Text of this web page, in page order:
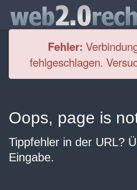
Fehler:
fehlgeschlagen.
Oops, page is
Tippfehler in der URL?
Eingabe.